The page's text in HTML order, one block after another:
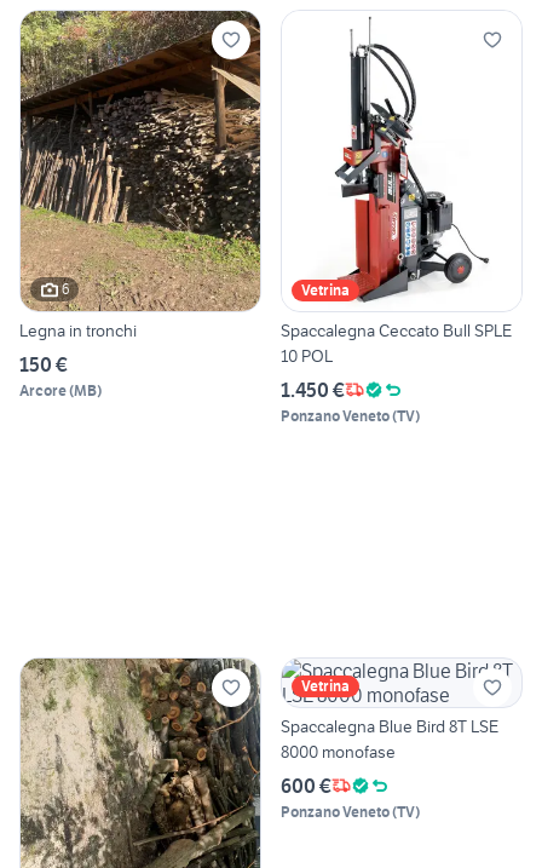
6
Legna in tronchi
150 €
Arcore(MB)
Vetrina
Spaccalegna Ceccato Bull SPLE
10 POL
1.450 €
Ponzano Veneto(TV)
Vetrina
Spaccalegna Blue Bird 8T LSE
8000 monofase
600 €
Ponzano Veneto(TV)